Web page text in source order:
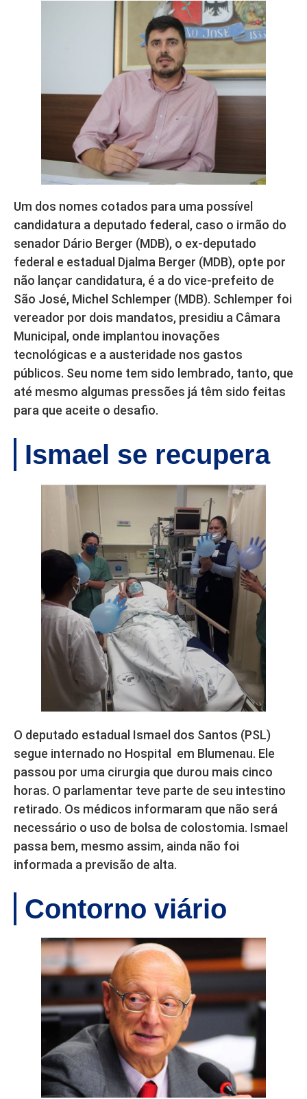
Um dos nomes cotados para uma possível
candidatura a deputado federal, caso o irmão do
senador Dário Berger (MDB), o ex-deputado
federal e estadual Djalma Berger (MDB), opte por
não lançar candidatura, é a do vice-prefeito de
São José, Michel Schlemper (MDB). Schlemper foi
vereador por dois mandatos, presidiu a Câmara
Municipal, onde implantou inovações
tecnológicas e a austeridade nos gastos
públicos. Seu nome tem sido lembrado, tanto, que
até mesmo algumas pressões já têm sido feitas
para que aceite o desafio.
Ismael se recupera
O deputado estadual Ismael dos Santos (PSL)
segue internado no Hospital em Blumenau. Ele
passou por uma cirurgia que durou mais cinco
horas. O parlamentar teve parte de seu intestino
retirado. Os médicos informaram que não será
necessário o uso de bolsa de colostomia. Ismael
passa bem, mesmo assim, ainda não foi
informada a previsão de alta.
Contorno viário